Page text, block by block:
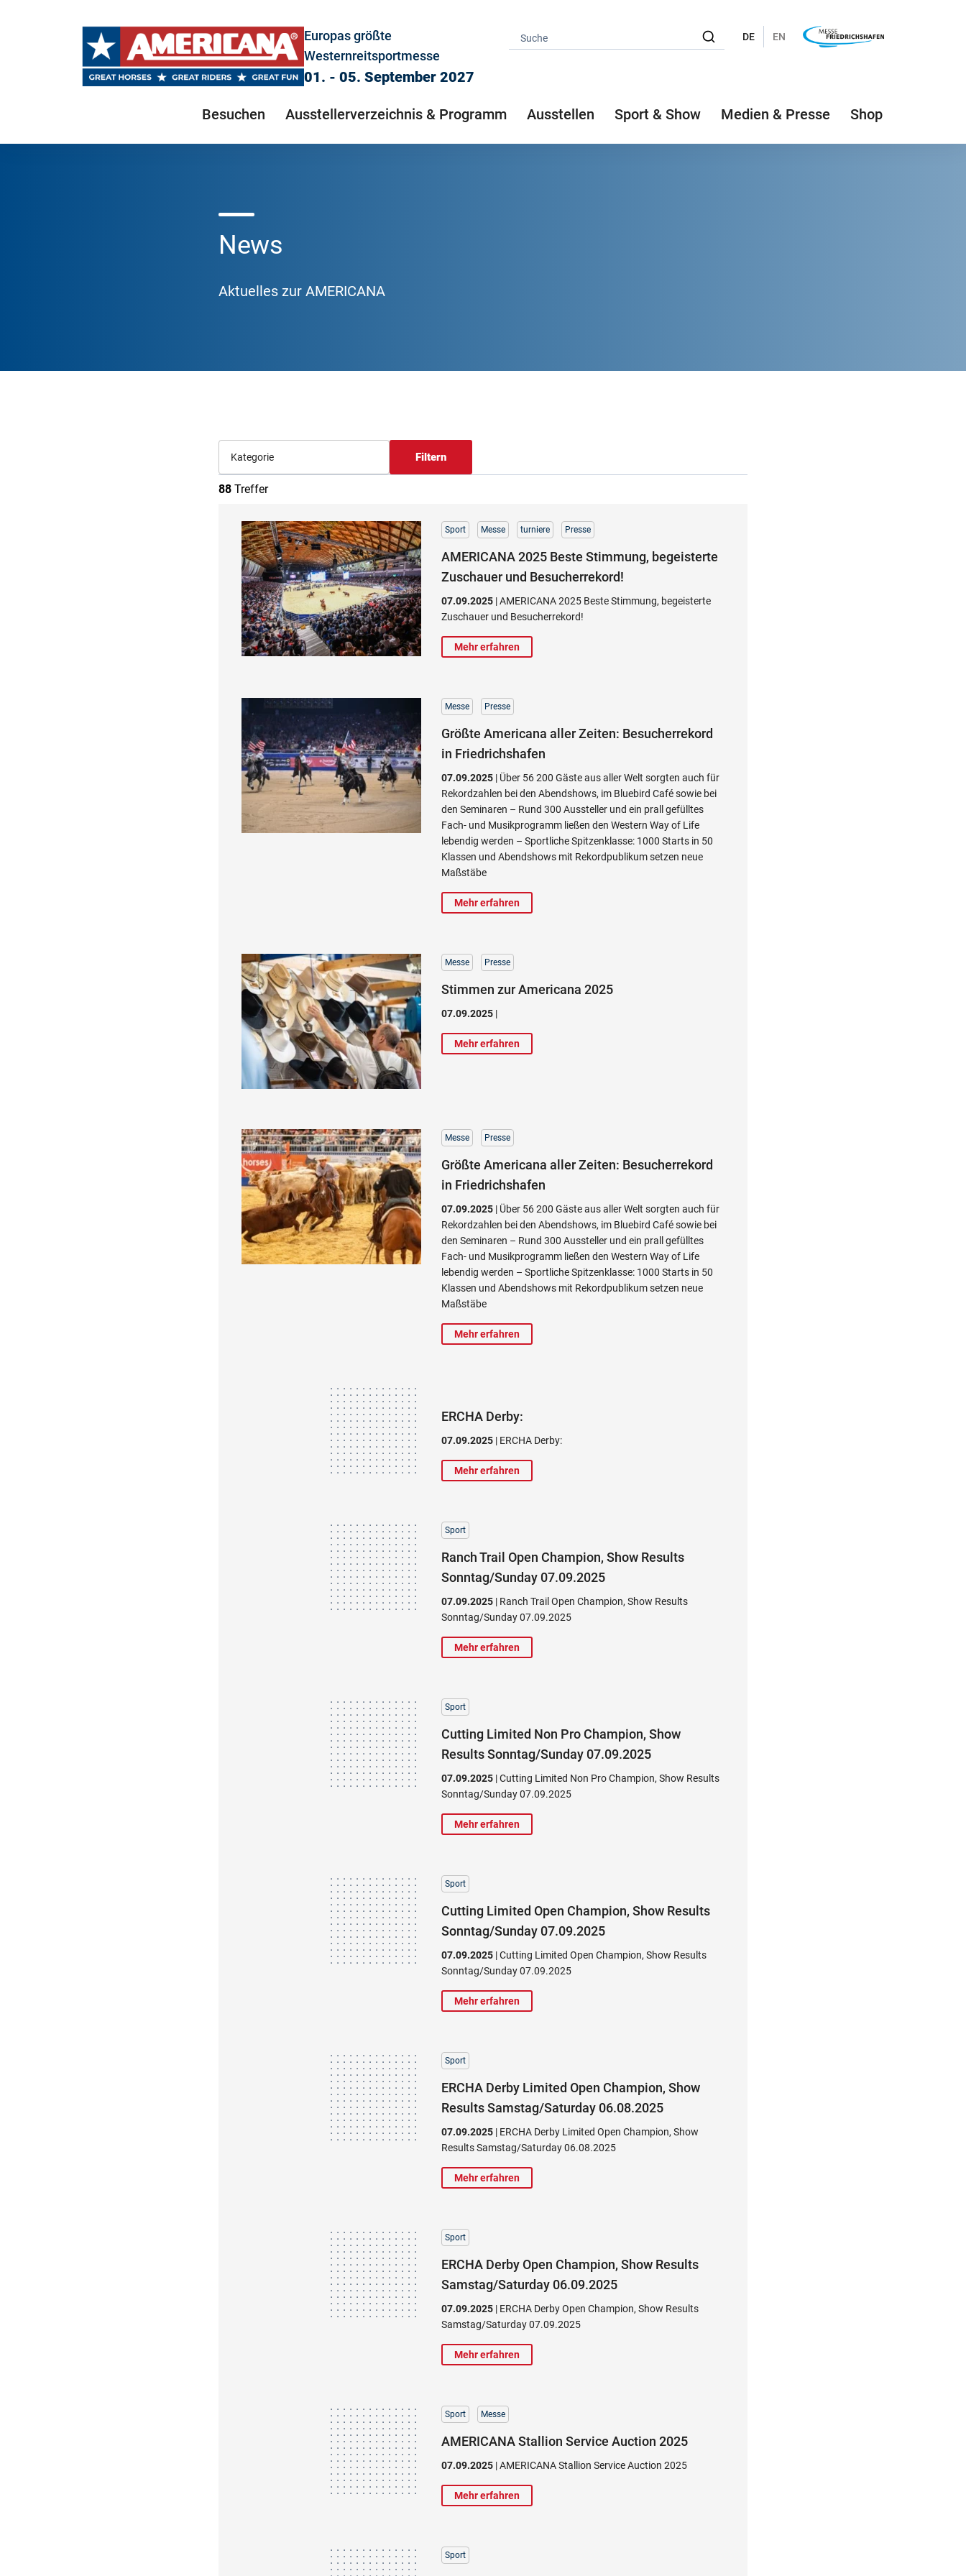
Europas größte
Westernreitsportmesse
01. - 05. September 2027
DE EN
Besuchen Ausstellerverzeichnis & Programm Ausstellen Sport & Show Medien & Presse Shop
News
Aktuelles zur AMERICANA
Kategorie Filtern
88 Treffer
Sport Messe turniere Presse
AMERICANA 2025 Beste Stimmung, begeisterte
Zuschauer und Besucherrekord!
07.09.2025 | AMERICANA 2025 Beste Stimmung, begeisterte
Zuschauer und Besucherrekord!
Mehr erfahren
Messe Presse
Größte Americana aller Zeiten: Besucherrekord
in Friedrichshafen
07.09.2025 | Über 56 200 Gäste aus aller Welt sorgten auch für
Rekordzahlen bei den Abendshows, im Bluebird Café sowie bei
den Seminaren – Rund 300 Aussteller und ein prall gefülltes
Fach- und Musikprogramm ließen den Western Way of Life
lebendig werden – Sportliche Spitzenklasse: 1000 Starts in 50
Klassen und Abendshows mit Rekordpublikum setzen neue
Maßstäbe
Mehr erfahren
Messe Presse
Stimmen zur Americana 2025
07.09.2025 |
Mehr erfahren
Messe Presse
Größte Americana aller Zeiten: Besucherrekord
in Friedrichshafen
07.09.2025 | Über 56 200 Gäste aus aller Welt sorgten auch für
Rekordzahlen bei den Abendshows, im Bluebird Café sowie bei
den Seminaren – Rund 300 Aussteller und ein prall gefülltes
Fach- und Musikprogramm ließen den Western Way of Life
lebendig werden – Sportliche Spitzenklasse: 1000 Starts in 50
Klassen und Abendshows mit Rekordpublikum setzen neue
Maßstäbe
Mehr erfahren
ERCHA Derby:
07.09.2025 | ERCHA Derby:
Mehr erfahren
Sport
Ranch Trail Open Champion, Show Results
Sonntag/Sunday 07.09.2025
07.09.2025 | Ranch Trail Open Champion, Show Results
Sonntag/Sunday 07.09.2025
Mehr erfahren
Sport
Cutting Limited Non Pro Champion, Show
Results Sonntag/Sunday 07.09.2025
07.09.2025 | Cutting Limited Non Pro Champion, Show Results
Sonntag/Sunday 07.09.2025
Mehr erfahren
Sport
Cutting Limited Open Champion, Show Results
Sonntag/Sunday 07.09.2025
07.09.2025 | Cutting Limited Open Champion, Show Results
Sonntag/Sunday 07.09.2025
Mehr erfahren
Sport
ERCHA Derby Limited Open Champion, Show
Results Samstag/Saturday 06.08.2025
07.09.2025 | ERCHA Derby Limited Open Champion, Show
Results Samstag/Saturday 06.08.2025
Mehr erfahren
Sport
ERCHA Derby Open Champion, Show Results
Samstag/Saturday 06.09.2025
07.09.2025 | ERCHA Derby Open Champion, Show Results
Samstag/Saturday 07.09.2025
Mehr erfahren
Sport Messe
AMERICANA Stallion Service Auction 2025
07.09.2025 | AMERICANA Stallion Service Auction 2025
Mehr erfahren
Sport